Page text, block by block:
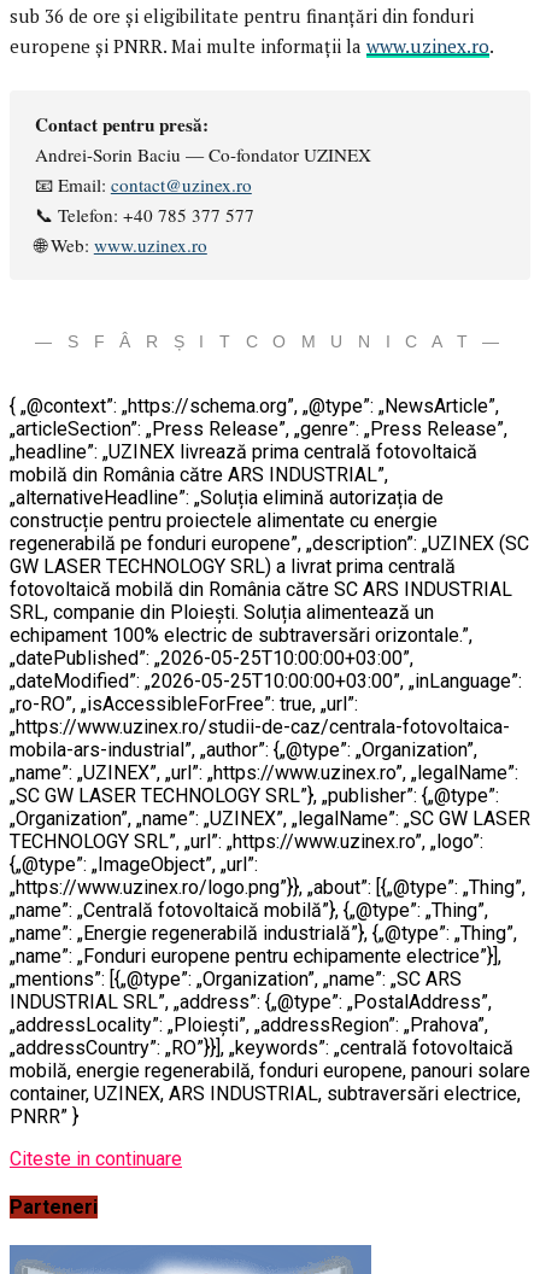
sub 36 de ore și eligibilitate pentru finanțări din fonduri
europene și PNRR. Mai multe informații la www.uzinex.ro.
Contact pentru presă:
Andrei-Sorin Baciu — Co-fondator UZINEX
📧 Email: contact@uzinex.ro
📞 Telefon: +40 785 377 577
🌐 Web: www.uzinex.ro
— S F Â R Ș I T C O M U N I C A T —
{ „@context”: „https://schema.org”, „@type”: „NewsArticle”,
„articleSection”: „Press Release”, „genre”: „Press Release”,
„headline”: „UZINEX livrează prima centrală fotovoltaică
mobilă din România către ARS INDUSTRIAL”,
„alternativeHeadline”: „Soluția elimină autorizația de
construcție pentru proiectele alimentate cu energie
regenerabilă pe fonduri europene”, „description”: „UZINEX (SC
GW LASER TECHNOLOGY SRL) a livrat prima centrală
fotovoltaică mobilă din România către SC ARS INDUSTRIAL
SRL, companie din Ploiești. Soluția alimentează un
echipament 100% electric de subtraversări orizontale.”,
„datePublished”: „2026-05-25T10:00:00+03:00”,
„dateModified”: „2026-05-25T10:00:00+03:00”, „inLanguage”:
„ro-RO”, „isAccessibleForFree”: true, „url”:
„https://www.uzinex.ro/studii-de-caz/centrala-fotovoltaica-
mobila-ars-industrial”, „author”: {„@type”: „Organization”,
„name”: „UZINEX”, „url”: „https://www.uzinex.ro”, „legalName”:
„SC GW LASER TECHNOLOGY SRL”}, „publisher”: {„@type”:
„Organization”, „name”: „UZINEX”, „legalName”: „SC GW LASER
TECHNOLOGY SRL”, „url”: „https://www.uzinex.ro”, „logo”:
{„@type”: „ImageObject”, „url”:
„https://www.uzinex.ro/logo.png”}}, „about”: [{„@type”: „Thing”,
„name”: „Centrală fotovoltaică mobilă”}, {„@type”: „Thing”,
„name”: „Energie regenerabilă industrială”}, {„@type”: „Thing”,
„name”: „Fonduri europene pentru echipamente electrice”}],
„mentions”: [{„@type”: „Organization”, „name”: „SC ARS
INDUSTRIAL SRL”, „address”: {„@type”: „PostalAddress”,
„addressLocality”: „Ploiești”, „addressRegion”: „Prahova”,
„addressCountry”: „RO”}}], „keywords”: „centrală fotovoltaică
mobilă, energie regenerabilă, fonduri europene, panouri solare
container, UZINEX, ARS INDUSTRIAL, subtraversări electrice,
PNRR” }
Citeste in continuare
Parteneri